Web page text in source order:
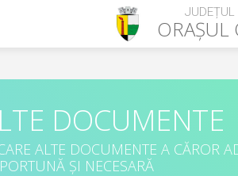
JUDEȚUL
ORAȘUL
DOCUMENTE
ALTE DOCUMENTE A CĂROR
ȘI NECESARĂ